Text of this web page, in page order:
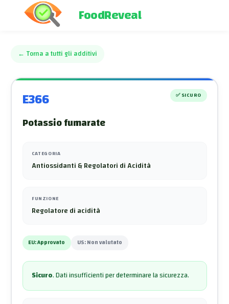
FoodReveal
← Torna a tutti gli additivi
E366 ✅SICURO
Potassio fumarate
CATEGORIA
Antiossidanti & Regolatori di Acidità
FUNZIONE
Regolatore di acidità
EU:Approvato US:Non valutato
Sicuro.Dati insufficienti per determinare la sicurezza.